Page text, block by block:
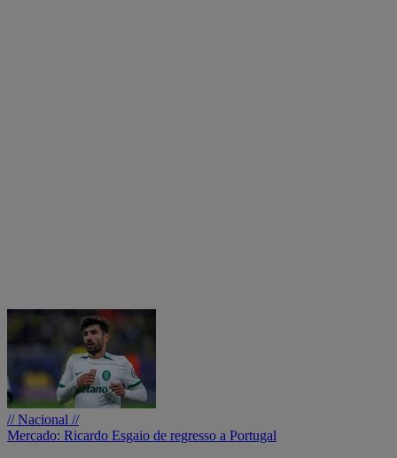
// Nacional //
Mercado: Ricardo Esgaio de regresso a Portugal